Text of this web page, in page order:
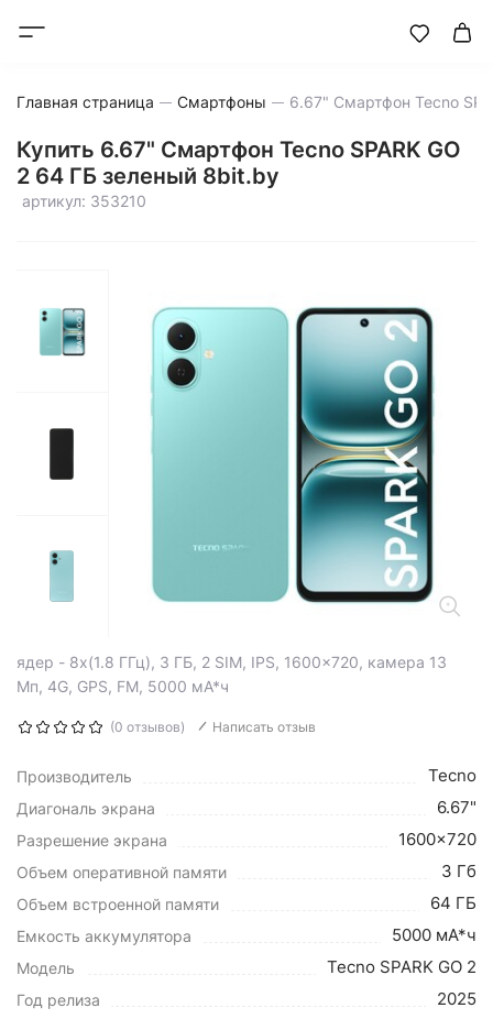
Главная страница Смартфоны
Купить 6.67" Смартфон Tecno SPARK GO
2 64 ГБ зеленый 8bit.by
артикул: 353210
ядер - 8x(1.8 ГГц), 3 ГБ, 2 SIM, IPS, 1600x720, камера 13
Мп, 4G, GPS, FM, 5000 мА*ч
(0 отзывов) Написать отзыв
Производитель Tecno
Диагональ экрана 6.67"
Разрешение экрана 1600x720
Объем оперативной памяти 3 Гб
Объем встроенной памяти 64 ГБ
Емкость аккумулятора 5000 мА*ч
Модель Tecno SPARK GO 2
Год релиза 2025